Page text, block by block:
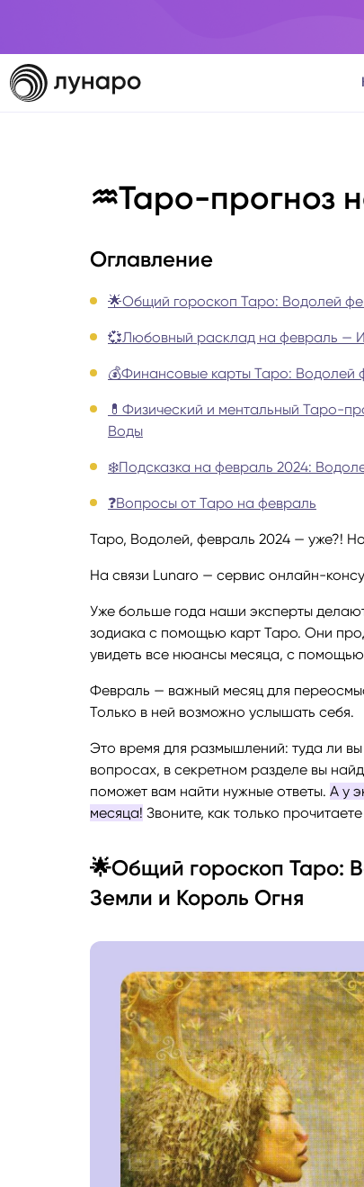
♒Таро-прогноз
Оглавление
🌟Общий гороскоп Таро: Водолей
💞Любовный расклад на февраль —
💰Финансовые карты Таро: Водолей
💊Физический и ментальный Таро-
Воды
❄️Подсказка на февраль 2024:
❓Вопросы от Таро на февраль
Таро, Водолей, февраль 2024 — уже?!
На связи Lunaro — сервис онлайн-
Уже больше года наши эксперты
зодиака с помощью карт Таро. Они
увидеть все нюансы месяца, с помощью
Февраль — важный месяц для
Только в ней возможно услышать себя.
Это время для размышлений: туда ли
вопросах, в секретном разделе вы
поможет вам найти нужные ответы. А у
месяца! Звоните, как только
🌟Общий гороскоп Таро:
Земли и Король Огня